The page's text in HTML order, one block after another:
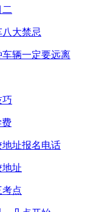
大禁忌
辆一定要远离
巧
费
址报名电话
址
点